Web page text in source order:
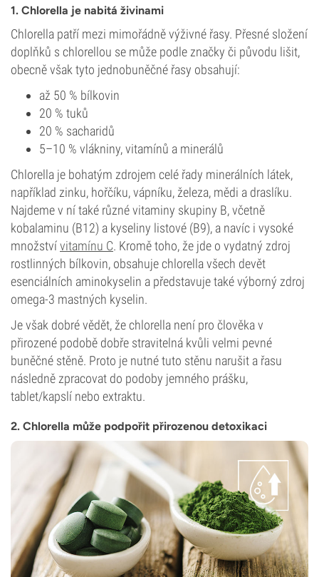
1. Chlorella je nabitá živinami
Chlorella patří mezi mimořádně výživné řasy. Přesné složení
doplňků s chlorellou se může podle značky či původu lišit,
obecně však tyto jednobuněčné řasy obsahují:
až 50 % bílkovin
20 % tuků
20 % sacharidů
5–10 % vlákniny, vitamínů a minerálů
Chlorella je bohatým zdrojem celé řady minerálních látek,
například zinku, hořčíku, vápníku, železa, mědi a draslíku.
Najdeme v ní také různé vitaminy skupiny B, včetně
kobalaminu (B12) a kyseliny listové (B9), a navíc i vysoké
množstvívitamínu C. Kromě toho, že jde o vydatný zdroj
rostlinných bílkovin, obsahuje chlorella všech devět
esenciálních aminokyselin a představuje také výborný zdroj
omega-3 mastných kyselin.
Je však dobré vědět, že chlorella není pro člověka v
přirozené podobě dobře stravitelná kvůli velmi pevné
buněčné stěně. Proto je nutné tuto stěnu narušit a řasu
následně zpracovat do podoby jemného prášku,
tablet/kapslí nebo extraktu.
2. Chlorella může podpořit přirozenou detoxikaci